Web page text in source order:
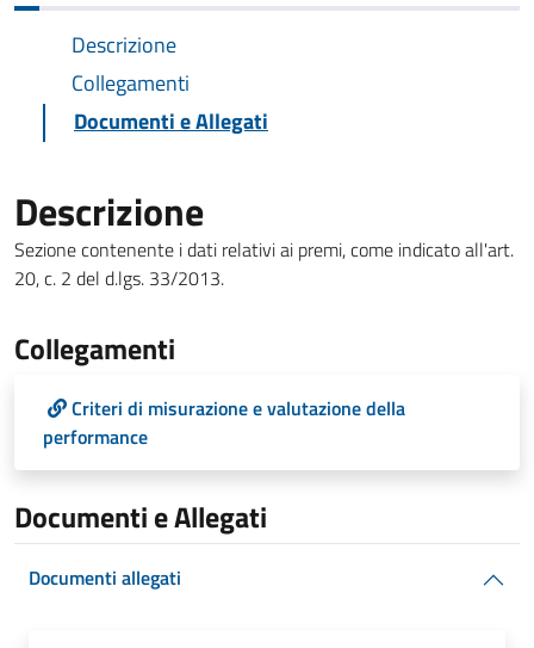
Descrizione
Collegamenti
Documenti e Allegati
Descrizione
Sezione contenente i dati relativi ai premi, come indicato all'art.
20, c. 2 del d.lgs. 33/2013.
Collegamenti
Criteri di misurazione e valutazione della
performance
Documenti e Allegati
Documenti allegati